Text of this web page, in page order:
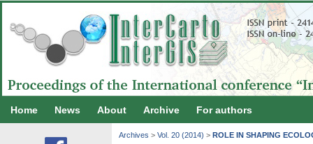
Home News About Archive For authors
Archives > Vol. 20 (2014) > ROLE IN SHAPING